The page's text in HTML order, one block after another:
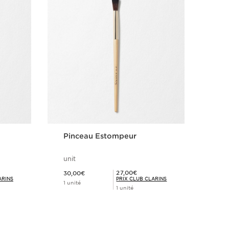
Pinceau Estompeur
unit
30,00€
1 unité
Prix Club Clarins 27,00€
27,00€
PRIX CLUB CLARINS
1 unité